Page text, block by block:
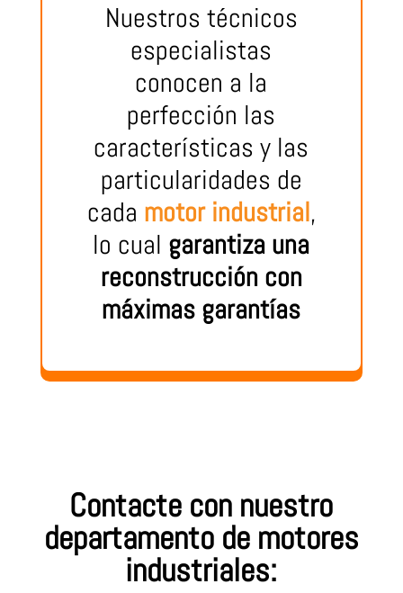
Nuestros técnicos
especialistas
conocen a la
perfección las
características y las
particularidades de
cada motor industrial,
lo cual garantiza una
reconstrucción con
máximas garantías
Contacte con nuestro
departamento de motores
industriales: